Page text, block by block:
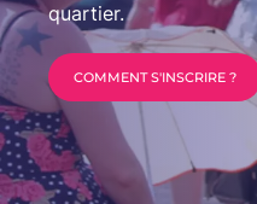
quartier.
COMMENT S'INSCRIRE ?